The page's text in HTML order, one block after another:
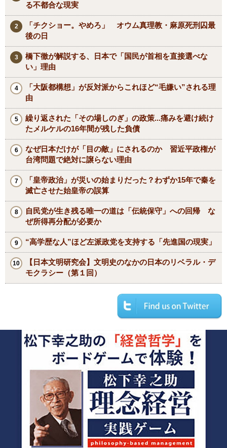
る不都合な現実
「チクショー。やめろ」 オウム真理教・麻原死刑囚最
後の日
橋下徹が解説する、日本で「国民が首相を直接選べな
い」理由
「大阪都構想」が反対派からこれほど“毛嫌い”される理
由
繰り返された「その場しのぎ」の政策...痛みを避け続け
たメルケルの16年間が残した負債
なぜ日本だけが「目の敵」にされるのか 習近平政権が
台湾問題で絶対に譲らない理由
「皇帝政治」が災いの始まりだった？わずか15年で秦を
滅亡させた始皇帝の誤算
自民党が生き残る唯一の道は「伝統保守」への回帰 な
ぜ所得再分配が必要か
“高学歴な人”ほど左派政党を支持する「先進国の現実」
【日本文明研究会】文明史のなかの日本のリベラル・デ
モクラシー（第１回）